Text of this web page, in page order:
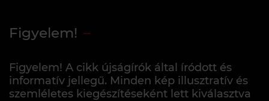
Figyelem!
Figyelem! A cikk újságírók által íródott és
informatív jellegű. Minden kép illusztratív és
szemléletes kiegészítéseként lett kiválasztva